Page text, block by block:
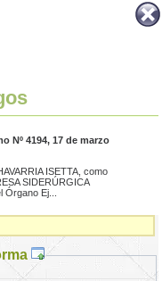
Nº 4194, 17 de marzo
ISETTA, como
SIDERÚRGICA
Ej...